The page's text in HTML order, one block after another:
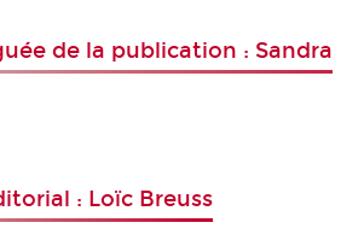
de la publication : Sandra
: Loïc Breuss